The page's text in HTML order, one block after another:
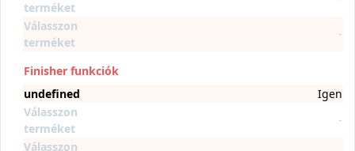
terméket
Válasszon
terméket
-
Finisher funkciók
undefined
Igen
Válasszon
terméket
-
Válasszon